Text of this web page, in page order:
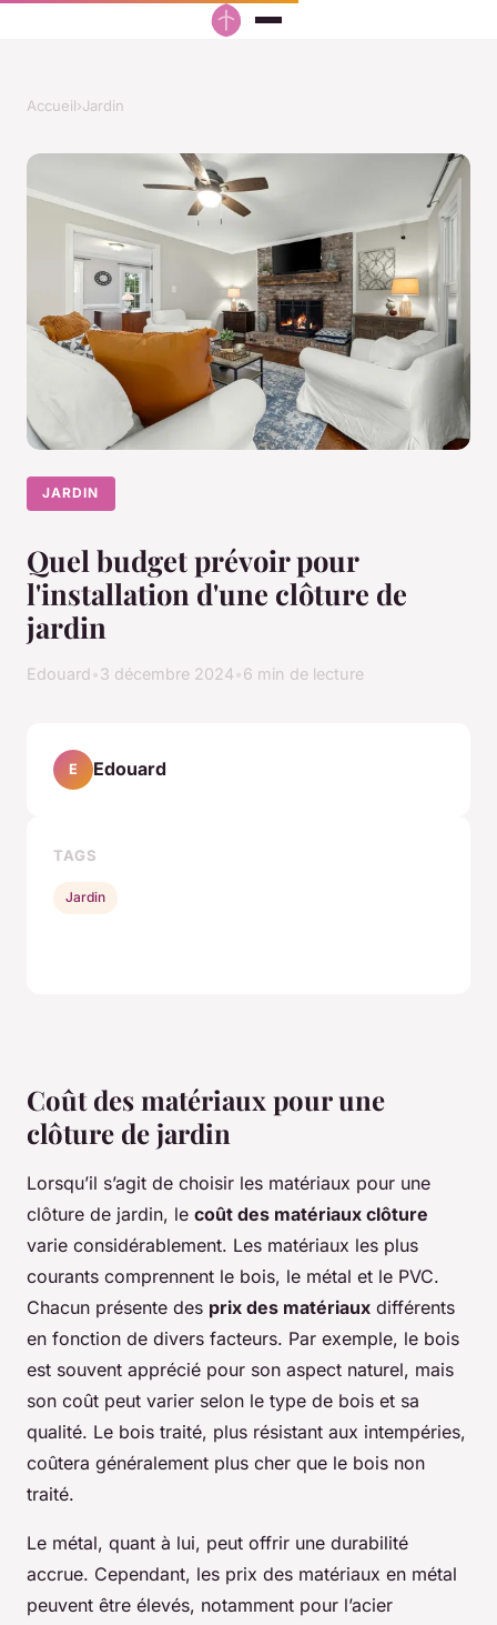
Accueil›Jardin
JARDIN
Quel budget prévoir pour
l'installation d'une clôture de
jardin
Edouard 3 décembre 2024 6 min de lecture
Coût des matériaux pour une
clôture de jardin
Lorsqu’il s’agit de choisir les matériaux pour une
clôture de jardin, le coût des matériaux clôture
varie considérablement. Les matériaux les plus
courants comprennent le bois, le métal et le PVC.
Chacun présente des prix des matériaux différents
en fonction de divers facteurs. Par exemple, le bois
est souvent apprécié pour son aspect naturel, mais
son coût peut varier selon le type de bois et sa
qualité. Le bois traité, plus résistant aux intempéries,
coûtera généralement plus cher que le bois non
traité.
Le métal, quant à lui, peut offrir une durabilité
accrue. Cependant, les prix des matériaux en métal
peuvent être élevés, notamment pour l’acier
E Edouard
TAGS
Jardin